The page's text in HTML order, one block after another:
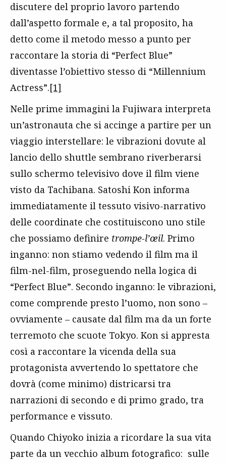
discutere del proprio lavoro partendo
dall’aspetto formale e, a tal proposito, ha
detto come il metodo messo a punto per
raccontare la storia di “Perfect Blue”
diventasse l’obiettivo stesso di “Millennium
Actress”.[1]
Nelle prime immagini la Fujiwara interpreta
un’astronauta che si accinge a partire per un
viaggio interstellare: le vibrazioni dovute al
lancio dello shuttle sembrano riverberarsi
sullo schermo televisivo dove il film viene
visto da Tachibana. Satoshi Kon informa
immediatamente il tessuto visivo-narrativo
delle coordinate che costituiscono uno stile
che possiamo definire trompe-l’œil. Primo
inganno: non stiamo vedendo il film ma il
film-nel-film, proseguendo nella logica di
“Perfect Blue”. Secondo inganno: le vibrazioni,
come comprende presto l’uomo, non sono –
ovviamente – causate dal film ma da un forte
terremoto che scuote Tokyo. Kon si appresta
così a raccontare la vicenda della sua
protagonista avvertendo lo spettatore che
dovrà (come minimo) districarsi tra
narrazioni di secondo e di primo grado, tra
performance e vissuto.
Quando Chiyoko inizia a ricordare la sua vita
parte da un vecchio album fotografico: sulle